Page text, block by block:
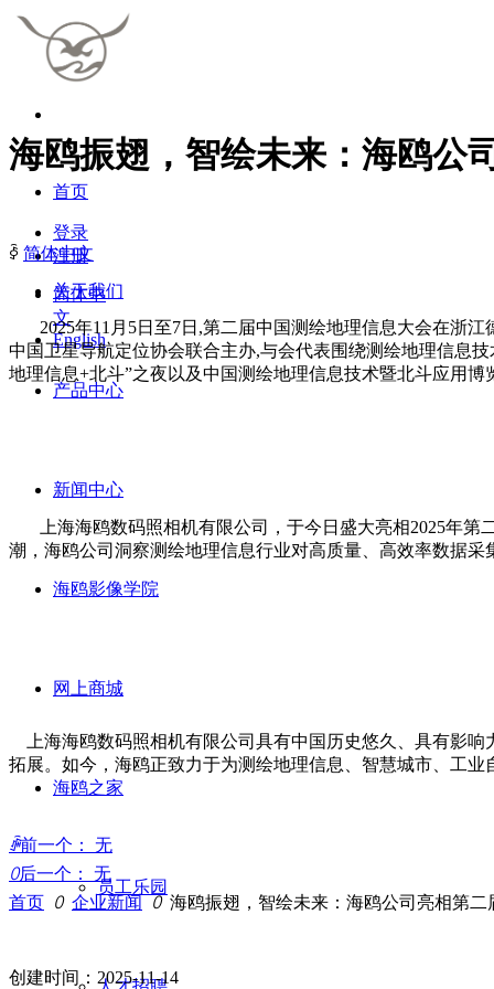
首页
关于我们
产品中心
新闻中心
海鸥影像学院
网上商城
海鸥之家
员工乐园
登录
注册
ꀅ 简体中文
简体中
文
English
海鸥振翅，智绘未来：海鸥公
2025年11月5日至7日,第二届中国测绘地理信息大会在浙江
中国卫星导航定位协会联合主办,与会代表围绕测绘地理信息
地理信息+北斗”之夜以及中国测绘地理信息技术暨北斗应用博
上海海鸥数码照相机有限公司，于今日盛大亮相2025年第
潮，海鸥公司洞察测绘地理信息行业对高质量、高效率数据
上海海鸥数码照相机有限公司具有中国历史悠久、具有影响
拓展。如今，海鸥正致力于为测绘地理信息、智慧城市、工业
ꄴ前一个：
无
ꄲ后一个：
无
首页 ꄲ 企业新闻 ꄲ 海鸥振翅，智绘未来：海鸥公司亮相第二
创建时间： 2025-11-14